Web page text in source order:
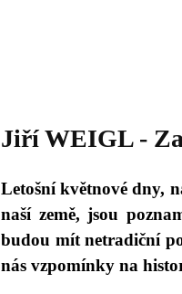
Jiří WEIGL -
Letošní květnové dny,
naší země, jsou
budou mít netradiční
nás vzpomínky na